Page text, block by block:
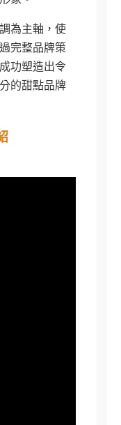
為主軸，使
完整品牌策
功塑造出令
的甜點品牌